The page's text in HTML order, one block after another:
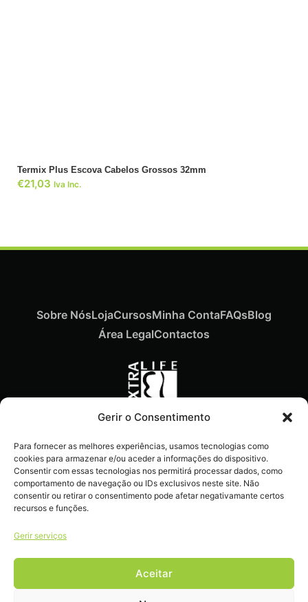
Gerir o Consentimento
Para fornecer as melhores experiências, usamos tecnologias como
cookies para armazenar e/ou aceder a informações do dispositivo.
Consentir com essas tecnologias nos permitirá processar dados, como
comportamento de navegação ou IDs exclusivos neste site. Não
consentir ou retirar o consentimento pode afetar negativamante certos
recursos e funções.
Gerir serviços
Aceitar
Termix Plus Escova Cabelos Grossos 32mm
€21,03 Iva Inc.
novidades e dicas
imperdíveis diretamente no
teu e-mail.
Sobre NósLojaCursosMinha ContaFAQsBlog
Área LegalContactos
Livro de reclamações